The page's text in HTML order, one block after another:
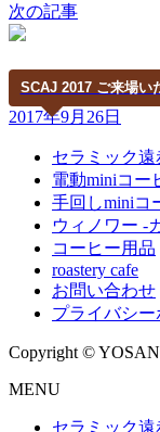
次の記事
SCAJ 2017 ご来場い
2017年9月26日
セラミック
電動miniコー
手回しminiコ
ウィノワー -
コーヒー用品
roastery cafe
お問い合わせ
プライバシー
Copyright ©
MENU
セラミック